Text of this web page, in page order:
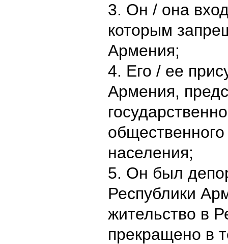
3. Он / она
которым
Армения;
4. Его / ее
Армения,
населения;
5. Он был
Республики
жительство в
прекращено в